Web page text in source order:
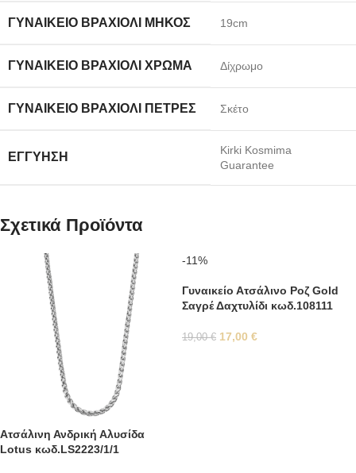
ΓΥΝΑΙΚΕΊΟ ΒΡΑΧΙΌΛΙ ΜΉΚΟΣ 19cm
ΓΥΝΑΙΚΕΊΟ ΒΡΑΧΙΌΛΙ ΧΡΏΜΑ Δίχρωμο
ΓΥΝΑΙΚΕΊΟ ΒΡΑΧΙΌΛΙ ΠΈΤΡΕΣ Σκέτο
ΕΓΓΎΗΣΗ
Kirki Kosmima
Guarantee
Σχετικά Προϊόντα
Ατσάλινη Ανδρική Αλυσίδα
Lotus κωδ.LS2223/1/1
-11%
Γυναικείο Ατσάλινο Ροζ Gold
Σαγρέ Δαχτυλίδι κωδ.108111
19,00€ 17,00 €